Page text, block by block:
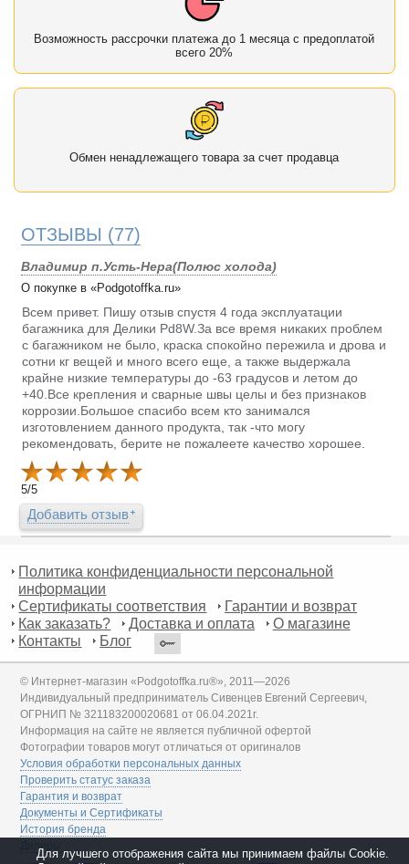
Возможность рассрочки платежа до 1 месяца с предоплатой
всего 20%
Обмен ненадлежащего товара за счет продавца
ОТЗЫВЫ (77)
Владимир п.Усть-Нера(Полюс холода)
О покупке в «Podgotoffka.ru»
Всем привет. Пишу отзыв спустя 4 года эксплуатации
багажника для Делики Pd8W.За все время никаких проблем
с багажником не было, краска спокойно пережила и дрова и
сотни кг вещей и много всего еще, а также выдержала
крайне низкие температуры до -63 градусов и летом до
+40.Все крепления и сварные швы целы и без признаков
коррозии.Большое спасибо всем кто занимался
изготовлением данного продукта, так -что могу
рекомендовать, берите не пожалеете качество хорошее.
5/5
Добавить отзыв
Политика конфиденциальности персональной
информации
Сертификаты соответствия
Гарантии и возврат
Как заказать?
Доставка и оплата
О магазине
Контакты
Блог
© Интернет-магазин «Podgotoffka.ru®», 2011—2026
Индивидуальный предприниматель Сивенцев Евгений Сергеевич,
ОГРНИП № 321183200020681 от 06.04.2021г.
Информация на сайте не является публичной офертой
Фотографии товаров могут отличаться от оригиналов
Условия обработки персональных данных
Проверить статус заказа
Гарантия и возврат
Документы и Сертификаты
История бренда
Дилеры
Для лучшего отображения сайта мы принимаем файлы Cookie.